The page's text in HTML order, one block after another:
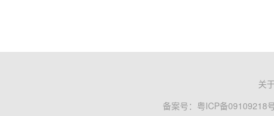
关
备案号： 粤ICP备09109218